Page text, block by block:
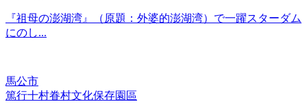
『祖母の澎湖湾』（原題：外婆的澎湖湾）で一躍スターダム
にのし...
馬公市
篤行十村眷村文化保存園區